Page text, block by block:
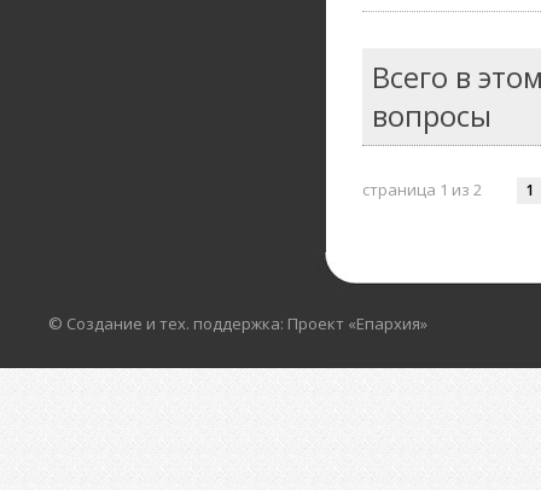
Всего в
вопросы
страница 1 из 2 1
© Создание и тех. поддержка: Проект «Епархия»